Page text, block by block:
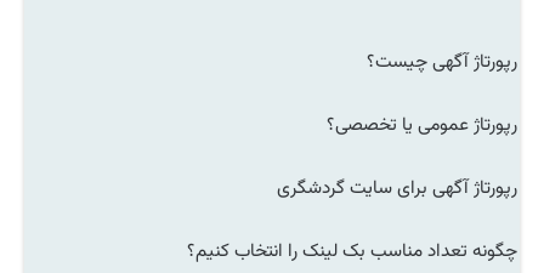
رپورتاژ آگهی چیست؟
رپورتاژ عمومی یا تخصصی؟
رپورتاژ آگهی برای سایت گردشگری
چگونه تعداد مناسب بک لینک را انتخاب کنیم؟